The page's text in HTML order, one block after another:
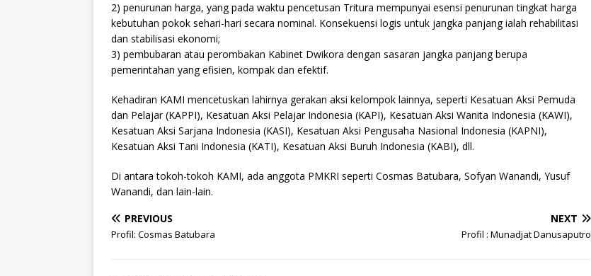
2) penurunan harga, yang pada waktu pencetusan Tritura mempunyai esensi penurunan tingkat harga
kebutuhan pokok sehari-hari secara nominal. Konsekuensi logis untuk jangka panjang ialah rehabilitasi
dan stabilisasi ekonomi;
3) pembubaran atau perombakan Kabinet Dwikora dengan sasaran jangka panjang berupa
pemerintahan yang efisien, kompak dan efektif.
Kehadiran KAMI mencetuskan lahirnya gerakan aksi kelompok lainnya, seperti Kesatuan Aksi Pemuda
dan Pelajar (KAPPI), Kesatuan Aksi Pelajar Indonesia (KAPI), Kesatuan Aksi Wanita Indonesia (KAWI),
Kesatuan Aksi Sarjana Indonesia (KASI), Kesatuan Aksi Pengusaha Nasional Indonesia (KAPNI),
Kesatuan Aksi Tani Indonesia (KATI), Kesatuan Aksi Buruh Indonesia (KABI), dll.
Di antara tokoh-tokoh KAMI, ada anggota PMKRI seperti Cosmas Batubara, Sofyan Wanandi, Yusuf
Wanandi, dan lain-lain.
PREVIOUS
Profil: Cosmas Batubara
NEXT
Profil : Munadjat Danusaputro